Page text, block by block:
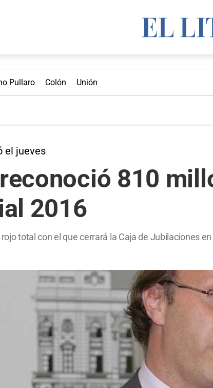
Pullaro Colón Unión
el jueves
810
2016
total con el que cerrará la Caja de Jubilaciones